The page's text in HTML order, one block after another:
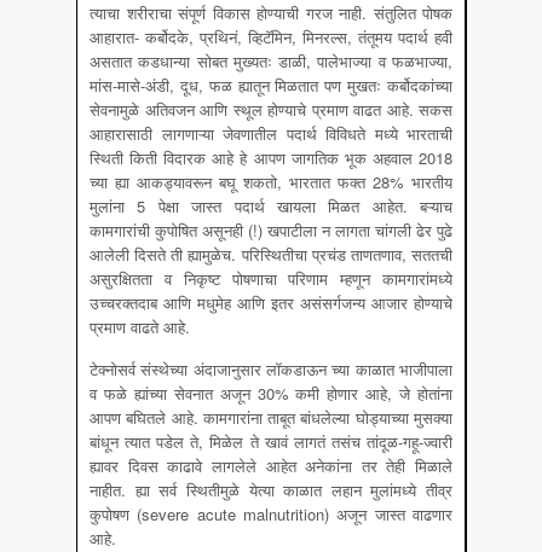
त्याचा शरीराचा संपूर्ण विकास होण्याची गरज नाही. संतुलित पोषक
आहारात- कर्बोदके, प्रथिनं, व्हिटॅमिन, मिनरल्स, तंतूमय पदार्थ हवी
असतात कडधान्या सोबत मुख्यतः डाळी, पालेभाज्या व फळभाज्या,
मांस-मासे-अंडी, दूध, फळ ह्यातून मिळतात पण मुखतः कर्बोदकांच्या
सेवनामुळे अतिवजन आणि स्थूल होण्याचे प्रमाण वाढत आहे. सकस
आहारासाठी लागणाऱ्या जेवणातील पदार्थ विविधते मध्ये भारताची
स्थिती किती विदारक आहे हे आपण जागतिक भूक अहवाल 2018
च्या ह्या आकड्यावरून बघू शकतो, भारतात फक्त 28% भारतीय
मुलांना 5 पेक्षा जास्त पदार्थ खायला मिळत आहेत. बऱ्याच
कामगारांची कुपोषित असूनही (!) खपाटीला न लागता चांगली ढेर पुढे
आलेली दिसते ती ह्यामुळेच. परिस्थितीचा प्रचंड ताणतणाव, सततची
असुरक्षितता व निकृष्ट पोषणाचा परिणाम म्हणून कामगारांमध्ये
उच्चरक्तदाब आणि मधुमेह आणि इतर असंसर्गजन्य आजार होण्याचे
प्रमाण वाढते आहे.
टेक्नोसर्व संस्थेच्या अंदाजानुसार लॉकडाऊन च्या काळात भाजीपाला
व फळे ह्यांच्या सेवनात अजून 30% कमी होणार आहे, जे होतांना
आपण बघितले आहे. कामगारांना ताबूत बांधलेल्या घोड्याच्या मुसक्या
बांधून त्यात पडेल ते, मिळेल ते खावं लागतं तसंच तांदूळ-गहू-ज्वारी
ह्यावर दिवस काढावे लागलेले आहेत अनेकांना तर तेही मिळाले
नाहीत. ह्या सर्व स्थितीमुळे येत्या काळात लहान मुलांमध्ये तीव्र
कुपोषण (severe acute malnutrition) अजून जास्त वाढणार
आहे.